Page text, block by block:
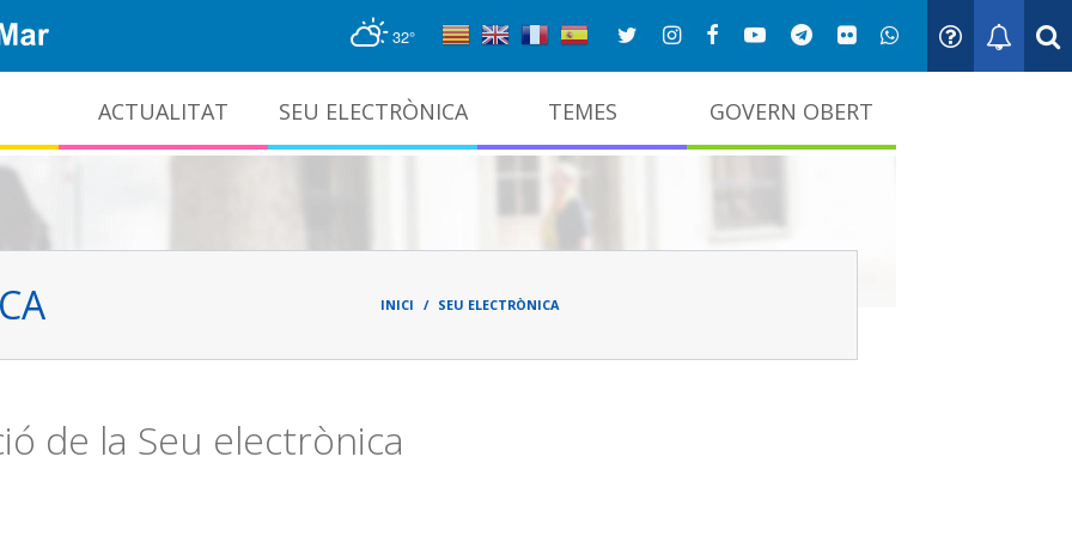
32°
ACTUALITAT SEU ELECTRÒNICA TEMES GOVERN OBERT
Fild'ariadna
INICI SEU ELECTRÒNICA
de la Seu electrònica